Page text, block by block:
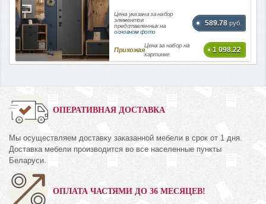
Цена указана за набор
элементов
представленных на
основном фото
589.78 руб.
Прихожая
Цена за набор на
картинке
1 098.22
ОПЕРАТИВНАЯ ДОСТАВКА
Мы осуществляем доставку заказанной мебели в срок от 1 дня.
Доставка мебели производится во все населенные пункты
Беларуси.
ОПЛАТА ЧАСТЯМИ ДО 36 МЕСЯЦЕВ!